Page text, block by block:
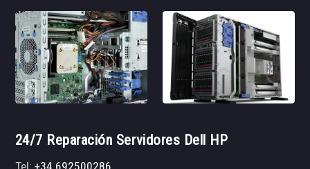
24/7 Reparación Servidores Dell HP
Tel:+34 692500286